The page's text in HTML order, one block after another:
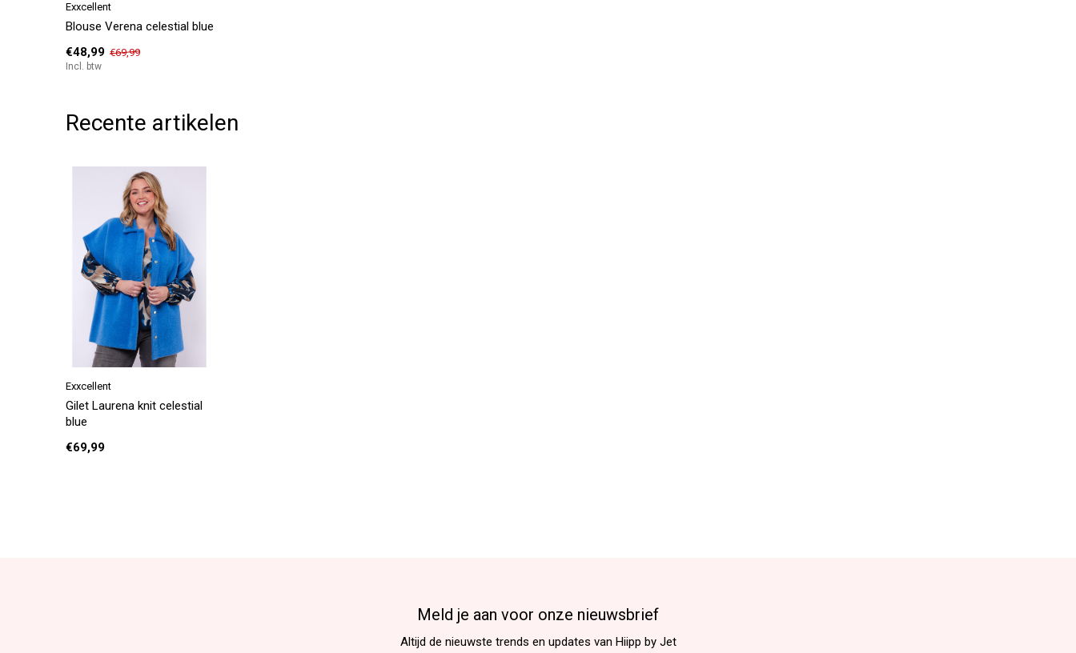
Exxcellent
Blouse Verena celestial blue
€48,99 €69,99
Incl. btw
Recente artikelen
Exxcellent
Gilet Laurena knit celestial
blue
€69,99
Meld je aan voor onze nieuwsbrief
Altijd de nieuwste trends en updates van Hiipp by Jet